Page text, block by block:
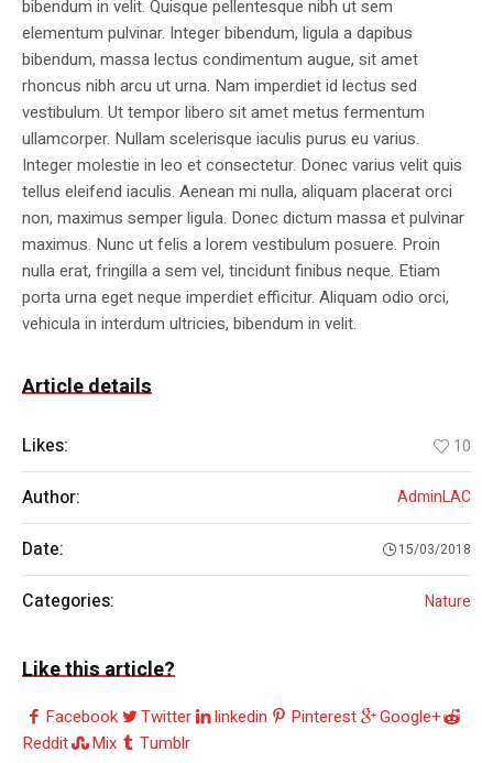
bibendum in velit. Quisque pellentesque nibh ut sem
elementum pulvinar. Integer bibendum, ligula a dapibus
bibendum, massa lectus condimentum augue, sit amet
rhoncus nibh arcu ut urna. Nam imperdiet id lectus sed
vestibulum. Ut tempor libero sit amet metus fermentum
ullamcorper. Nullam scelerisque iaculis purus eu varius.
Integer molestie in leo et consectetur. Donec varius velit quis
tellus eleifend iaculis. Aenean mi nulla, aliquam placerat orci
non, maximus semper ligula. Donec dictum massa et pulvinar
maximus. Nunc ut felis a lorem vestibulum posuere. Proin
nulla erat, fringilla a sem vel, tincidunt finibus neque. Etiam
porta urna eget neque imperdiet efficitur. Aliquam odio orci,
vehicula in interdum ultricies, bibendum in velit.
Article details
Likes: 10
Author: AdminLAC
Date: 15/03/2018
Categories: Nature
Like this article?
Facebook Twitter linkedin Pinterest
Google+
Reddit
Mix Tumblr